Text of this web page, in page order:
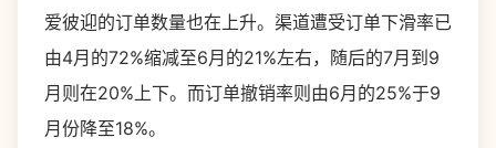
爱彼迎的订单数量也在上升。渠道遭受订单下滑率已
由4月的72%缩减至6月的21%左右，随后的7月到9
月则在20%上下。而订单撤销率则由6月的25%于9
月份降至18%。